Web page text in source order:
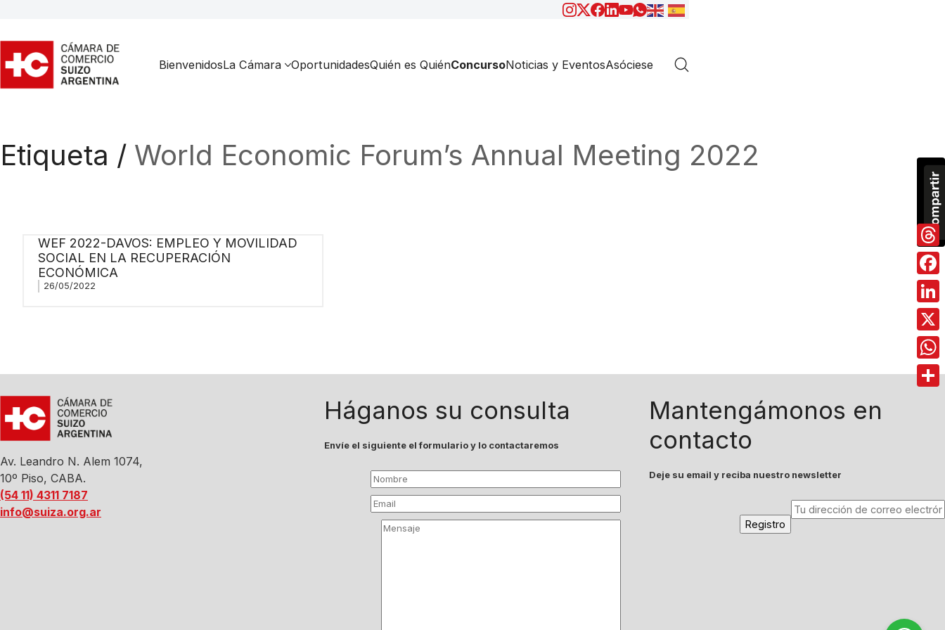
BienvenidosLa Cámara OportunidadesQuién es QuiénConcursoNoticias y EventosAsóciese
Etiqueta / World Economic Forum’s Annual Meeting 2022
WEF 2022-DAVOS: EMPLEO Y MOVILIDAD
SOCIAL EN LA RECUPERACIÓN
ECONÓMICA
26/05/2022
Av. Leandro N. Alem 1074,
10º Piso, CABA.
(54 11) 4311 7187
info@suiza.org.ar
Háganos su consulta
Envíe el siguiente el formulario y lo contactaremos
Mantengámonos en
contacto
Deje su email y reciba nuestro newsletter
X